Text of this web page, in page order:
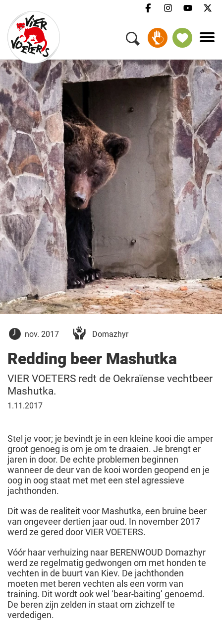
15
2017
nov. 2017 Domazhyr
Redding beer Mashutka
VIER VOETERS redt de Oekraïense vechtbeer
Mashutka.
1
1.11.2017
Stel je voor; je bevindt je in een kleine kooi die amper
groot genoeg is om je om te draaien. Je brengt er
jaren in door. De echte problemen beginnen
wanneer de deur van de kooi worden geopend en je
oog in oog staat met met een stel agressieve
jachthonden.
Dit was de realiteit voor Mashutka, een bruine beer
van ongeveer dertien jaar oud. In november 2017
werd ze gered door VIER VOETERS.
Vóór haar verhuizing naar BERENWOUD Domazhyr
werd ze regelmatig gedwongen om met honden te
vechten in de buurt van Kiev. De jachthonden
moeten met beren vechten als een vorm van
training. Dit wordt ook wel ‘bear-baiting’ genoemd.
De beren zijn zelden in staat om zichzelf te
verdedigen.